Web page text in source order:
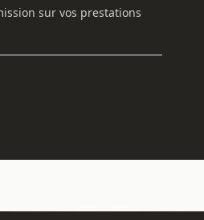
sur vos prestations